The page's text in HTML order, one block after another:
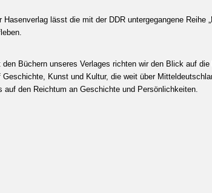
Hasenverlag lässt die mit der DDR untergegangene Reihe
den Büchern unseres Verlages richten wir den Blick auf
Geschichte, Kunst und Kultur, die weit über
auf den Reichtum an Geschichte und Persönlichkeiten.